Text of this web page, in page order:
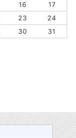
16
17
23
24
30 31